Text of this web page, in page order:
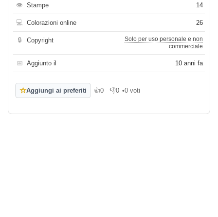
👁 Stampe 14
💻 Colorazioni online 26
🔒 Copyright
Solo per uso personale e non
commerciale
📅 Aggiunto il 10 anni fa
☆Aggiungi ai preferiti 👍0
Mi piace
👎0
Non mi piace
•0 voti